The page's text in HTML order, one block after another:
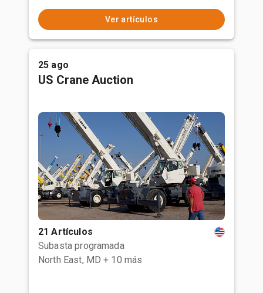
Ver artículos
25 ago
US Crane Auction
21 Artículos
Subasta programada
North East, MD + 10 más